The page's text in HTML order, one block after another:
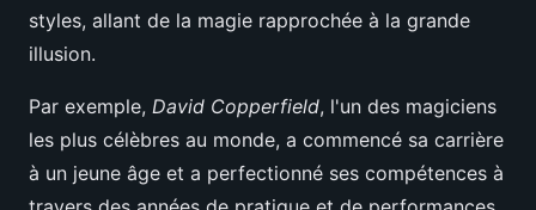
styles, allant de la magie rapprochée à la grande
illusion.
Par exemple, David Copperfield, l'un des magiciens
les plus célèbres au monde, a commencé sa carrière
à un jeune âge et a perfectionné ses compétences à